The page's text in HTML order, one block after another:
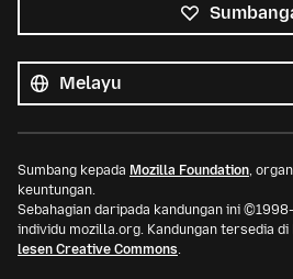
bahasa
Bahasa
Sumbang kepada Mozilla Foundation,
keuntungan.
Sebahagian daripada kandungan ini
individu mozilla.org. Kandungan tersedia di
lesen Creative Commons.